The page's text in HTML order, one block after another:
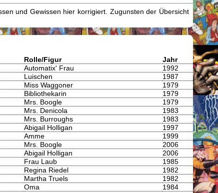
und Gewissen hier korrigiert. Zugunsten der Übersicht
Rolle/Figur
Jahr
Automatix' Frau
1992
Luischen
1987
Miss Waggoner
1979
Bibliothekarin
1979
Mrs. Boogle
1979
Mrs. Denicola
1983
Mrs. Burroughs
1983
Abigail Holligan
1997
Amme
1999
Mrs. Boogle
2006
Abigail Holligan
2006
Frau Laub
1985
Regina Riedel
1982
Martha Truels
1982
Oma
1984